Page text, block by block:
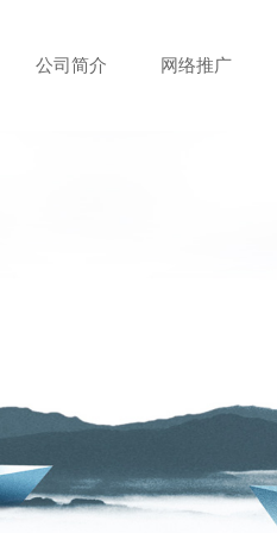
公司简介 网络推广